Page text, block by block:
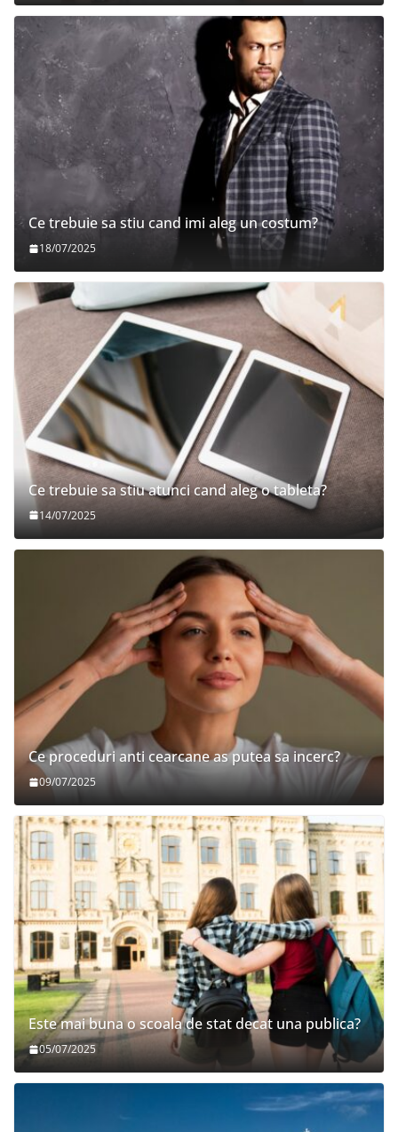
Ce trebuie sa stiu cand imi aleg un costum?
18/07/2025
Ce trebuie sa stiu atunci cand aleg o tableta?
14/07/2025
Ce proceduri anti cearcane as putea sa incerc?
09/07/2025
Este mai buna o scoala de stat decat una publica?
05/07/2025